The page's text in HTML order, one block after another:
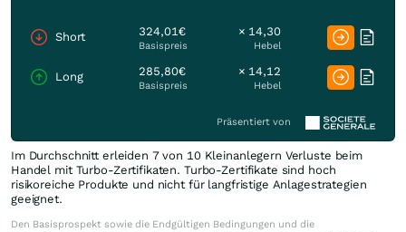
Short 324,01€
Basispreis
× 14,30
Hebel
Long 285,80€
Basispreis
× 14,12
Hebel
Präsentiert von
Im Durchschnitt erleiden 7 von 10 Kleinanlegern Verluste beim
Handel mit Turbo-Zertifikaten. Turbo-Zertifikate sind hoch
risikoreiche Produkte und nicht für langfristige Anlagestrategien
geeignet.
Den Basisprospekt sowie die Endgültigen Bedingungen und die